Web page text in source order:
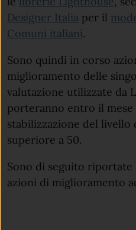
Designer Italia per il
Comuni italiani.
Sono quindi in corso
miglioramento delle
valutazione utilizzate da
porteranno entro il mese
stabilizzazione del livello
superiore a 50.
Sono di seguito
azioni di miglioramento